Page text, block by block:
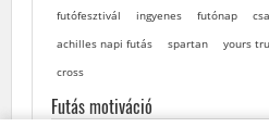
futófesztivál
ingyenes futónap
achilles napi futás
spartan yours
cross
Futás motiváció